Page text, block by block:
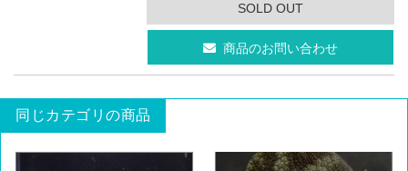
SOLD OUT
商品のお問い合わせ
同じカテゴリの商品